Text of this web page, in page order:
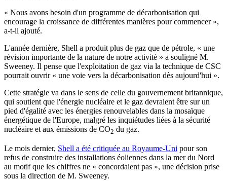
« Nous avons besoin d'un programme de décarbonisation qui
encourage la croissance de différentes manières pour commencer »,
a-t-il ajouté.
L'année dernière, Shell a produit plus de gaz que de pétrole, « une
révision importante de la nature de notre activité » a souligné M.
Sweeney. Il pense que l'exploitation de gaz via la technique de CSC
pourrait ouvrir « une voie vers la décarbonisation dès aujourd'hui ».
Cette stratégie va dans le sens de celle du gouvernement britannique,
qui soutient que l'énergie nucléaire et le gaz devraient être sur un
pied d'égalité avec les énergies renouvelables dans la mosaïque
énergétique de l'Europe, malgré les inquiétudes liées à la sécurité
nucléaire et aux émissions de CO2 du gaz.
Le mois dernier, Shell a été critiquée au Royaume-Uni pour son
refus de construire des installations éoliennes dans la mer du Nord
au motif que les chiffres ne « concordaient pas », une décision prise
sous la direction de M. Sweeney.